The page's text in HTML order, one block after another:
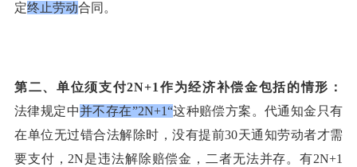
定终止劳动合同。
第二、 单位须支付2N+1作为经济补偿金包括的情形：
法律规定中并不存在”2N+1“这种赔偿方案。代通知金只有
在单位无过错合法解除时，没有提前30天通知劳动者才需
要支付，2N是违法解除赔偿金，二者无法并存。有2N+1